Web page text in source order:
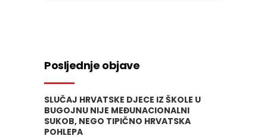
Posljednje objave
SLUČAJ HRVATSKE DJECE IZ ŠKOLE U
BUGOJNU NIJE MEĐUNACIONALNI
SUKOB, NEGO TIPIČNO HRVATSKA
POHLEPA